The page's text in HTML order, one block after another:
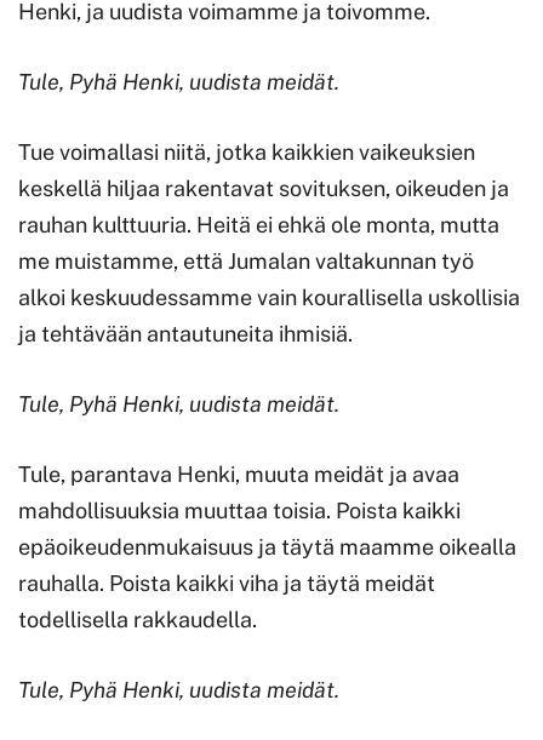
Henki, ja uudista voimamme ja toivomme.
Tule, Pyhä Henki, uudista meidät.
Tue voimallasi niitä, jotka kaikkien vaikeuksien
keskellä hiljaa rakentavat sovituksen, oikeuden ja
rauhan kulttuuria. Heitä ei ehkä ole monta, mutta
me muistamme, että Jumalan valtakunnan työ
alkoi keskuudessamme vain kourallisella uskollisia
ja tehtävään antautuneita ihmisiä.
Tule, Pyhä Henki, uudista meidät.
Tule, parantava Henki, muuta meidät ja avaa
mahdollisuuksia muuttaa toisia. Poista kaikki
epäoikeudenmukaisuus ja täytä maamme oikealla
rauhalla. Poista kaikki viha ja täytä meidät
todellisella rakkaudella.
Tule, Pyhä Henki, uudista meidät.